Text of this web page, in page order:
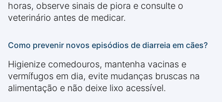
horas, observe sinais de piora e consulte o
veterinário antes de medicar.
Como prevenir novos episódios de diarreia em cães?
Higienize comedouros, mantenha vacinas e
vermífugos em dia, evite mudanças bruscas na
alimentação e não deixe lixo acessível.